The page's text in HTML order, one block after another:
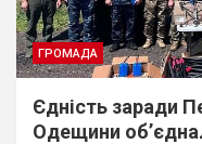
ГРОМАДА
Єдність заради
Одещини